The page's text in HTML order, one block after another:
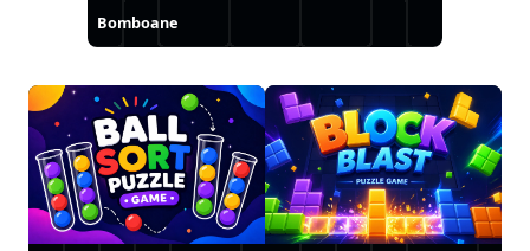
Bomboane